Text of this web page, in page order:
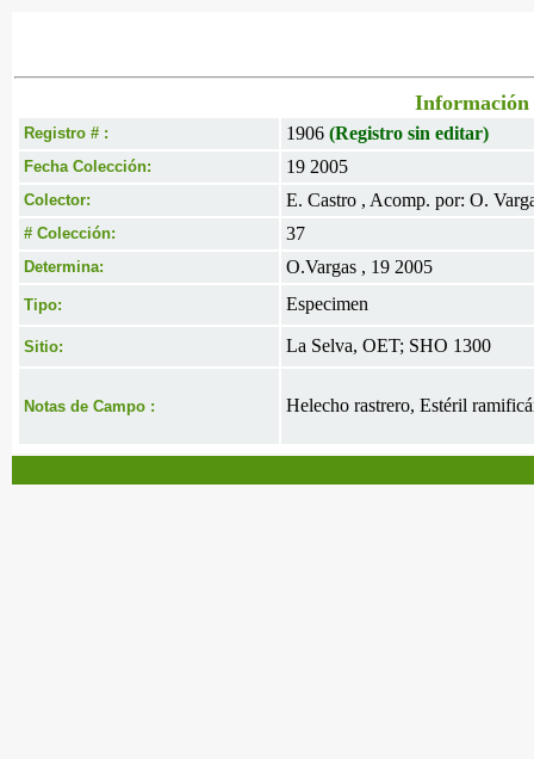
Información
Registro # : 1906 (Registro sin editar)
Fecha Colección: 19 2005
Colector: E. Castro , Acomp. por: O.
# Colección: 37
Determina: O.Vargas , 19 2005
Tipo: Especimen
Sitio: La Selva, OET; SHO 1300
Notas de Campo : Helecho rastrero, Estéril